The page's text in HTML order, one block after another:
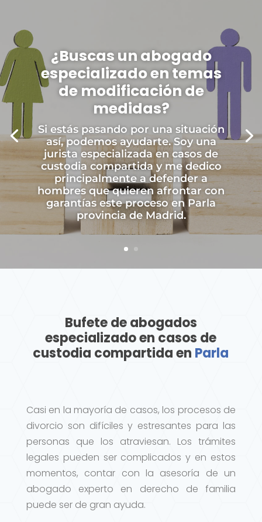
¿Buscas un abogado
especializado en temas
de modificación de
medidas?
Si estás pasando por una situación
así, podemos ayudarte. Soy una
jurista especializada en casos de
custodia compartida y me dedico
principalmente a defender a
hombres que quieren afrontar con
garantías este proceso en Parla
provincia de Madrid.
Bufete de abogados
especializado en casos de
custodia compartida en Parla
Casi en la mayoría de casos, los procesos de
divorcio son difíciles y estresantes para las
personas que los atraviesan. Los trámites
legales pueden ser complicados y en estos
momentos, contar con la asesoría de un
abogado experto en derecho de familia
puede ser de gran ayuda.